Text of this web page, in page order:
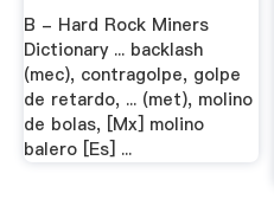
B - Hard Rock Miners
Dictionary ... backlash
(mec), contragolpe, golpe
de retardo, ... (met), molino
de bolas, [Mx] molino
balero [Es] ...